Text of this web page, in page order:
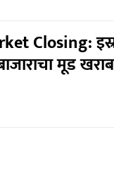
Closing:
मूड